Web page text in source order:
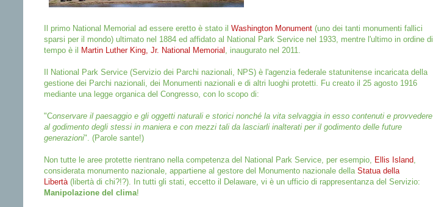
Il primo National Memorial ad essere eretto è stato il Washington Monument (uno dei tanti monumenti fallici
sparsi per il mondo) ultimato nel 1884 ed affidato al National Park Service nel 1933, mentre l'ultimo in ordine di
tempo è il
Martin Luther King, Jr. National Memorial , inaugurato nel 2011.
Il National Park Service (Servizio dei Parchi nazionali, NPS) è l'agenzia federale statunitense incaricata della
gestione dei Parchi nazionali, dei Monumenti nazionali e di altri luoghi protetti. Fu creato il 25 agosto 1916
mediante una legge organica del Congresso, con lo scopo di:
"Conservare il paesaggio e gli oggetti naturali e storici nonché la vita selvaggia in esso contenuti e provvedere
al godimento degli stessi in maniera e con mezzi tali da lasciarli inalterati per il godimento delle future
generazioni". (Parole sante!)
Non tutte le aree protette rientrano nella competenza del National Park Service, per esempio, Ellis Island,
considerata monumento nazionale, appartiene al gestore del Monumento nazionale della Statua della
Libertà(libertà di chi?!?). In tutti gli stati, eccetto il Delaware, vi è un ufficio di rappresentanza del Servizio:
Manipolazione del clima!